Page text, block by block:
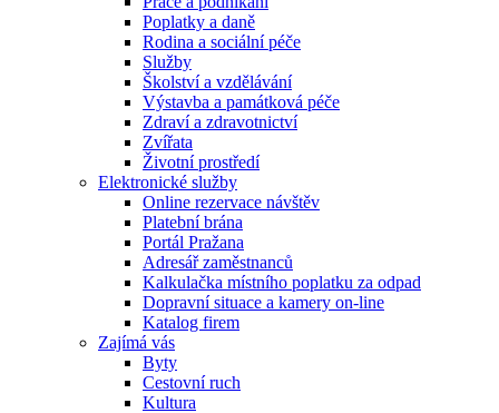
Poplatky a daně
Rodina a sociální péče
Služby
Školství a vzdělávání
Výstavba a památková péče
Zdraví a zdravotnictví
Zvířata
Životní prostředí
Elektronické služby
Online rezervace návštěv
Platební brána
Portál Pražana
Adresář zaměstnanců
Kalkulačka místního poplatku za odpad
Dopravní situace a kamery on-line
Katalog firem
Zajímá vás
Byty
Cestovní ruch
Kultura